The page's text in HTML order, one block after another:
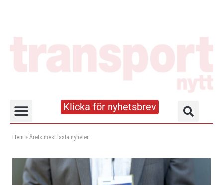
Klicka för nyhetsbrev
Hem » Årets mest lästa nyheter